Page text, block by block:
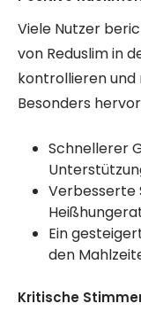
Viele Nutzer
von Reduslim in
kontrollieren und
Besonders
Schnellerer
Verbesserte
Ein
den
Kritische